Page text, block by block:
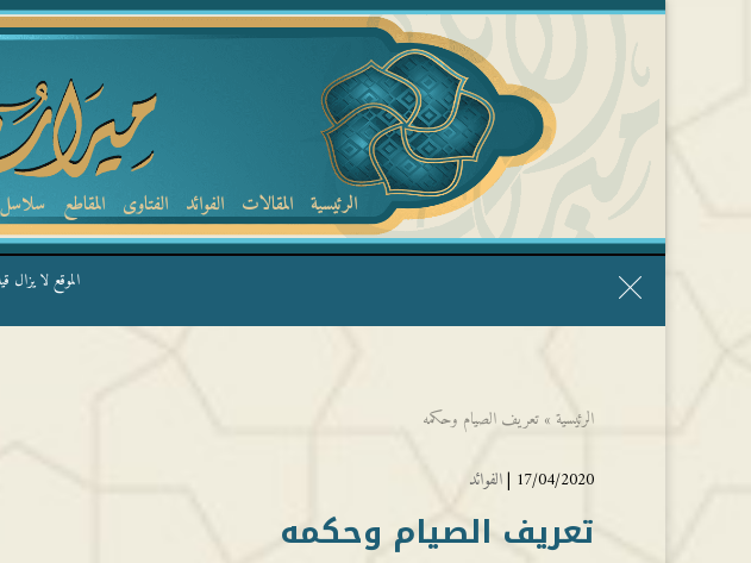
الرئيسية المقالات الفوائد الفتاوى المقاطع
الموقع لا يزال
الرئيسية » تعريف الصيام وحكمه
17/04/2020 | الفوائد
تعريف الصيام وحكمه